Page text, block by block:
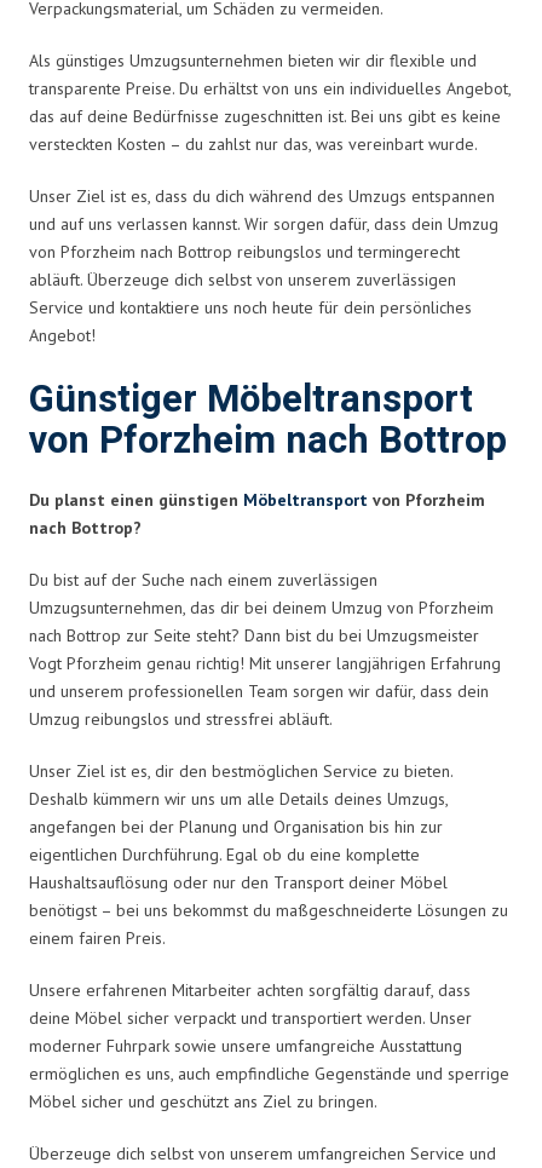
Verpackungsmaterial, um Schäden zu vermeiden.
Als günstiges Umzugsunternehmen bieten wir dir flexible und
transparente Preise. Du erhältst von uns ein individuelles Angebot,
das auf deine Bedürfnisse zugeschnitten ist. Bei uns gibt es keine
versteckten Kosten – du zahlst nur das, was vereinbart wurde.
Unser Ziel ist es, dass du dich während des Umzugs entspannen
und auf uns verlassen kannst. Wir sorgen dafür, dass dein Umzug
von Pforzheim nach Bottrop reibungslos und termingerecht
abläuft. Überzeuge dich selbst von unserem zuverlässigen
Service und kontaktiere uns noch heute für dein persönliches
Angebot!
Günstiger Möbeltransport
von Pforzheim nach Bottrop
Du planst einen günstigen Möbeltransport von Pforzheim
nach Bottrop?
Du bist auf der Suche nach einem zuverlässigen
Umzugsunternehmen, das dir bei deinem Umzug von Pforzheim
nach Bottrop zur Seite steht? Dann bist du bei Umzugsmeister
Vogt Pforzheim genau richtig! Mit unserer langjährigen Erfahrung
und unserem professionellen Team sorgen wir dafür, dass dein
Umzug reibungslos und stressfrei abläuft.
Unser Ziel ist es, dir den bestmöglichen Service zu bieten.
Deshalb kümmern wir uns um alle Details deines Umzugs,
angefangen bei der Planung und Organisation bis hin zur
eigentlichen Durchführung. Egal ob du eine komplette
Haushaltsauflösung oder nur den Transport deiner Möbel
benötigst – bei uns bekommst du maßgeschneiderte Lösungen zu
einem fairen Preis.
Unsere erfahrenen Mitarbeiter achten sorgfältig darauf, dass
deine Möbel sicher verpackt und transportiert werden. Unser
moderner Fuhrpark sowie unsere umfangreiche Ausstattung
ermöglichen es uns, auch empfindliche Gegenstände und sperrige
Möbel sicher und geschützt ans Ziel zu bringen.
Überzeuge dich selbst von unserem umfangreichen Service und